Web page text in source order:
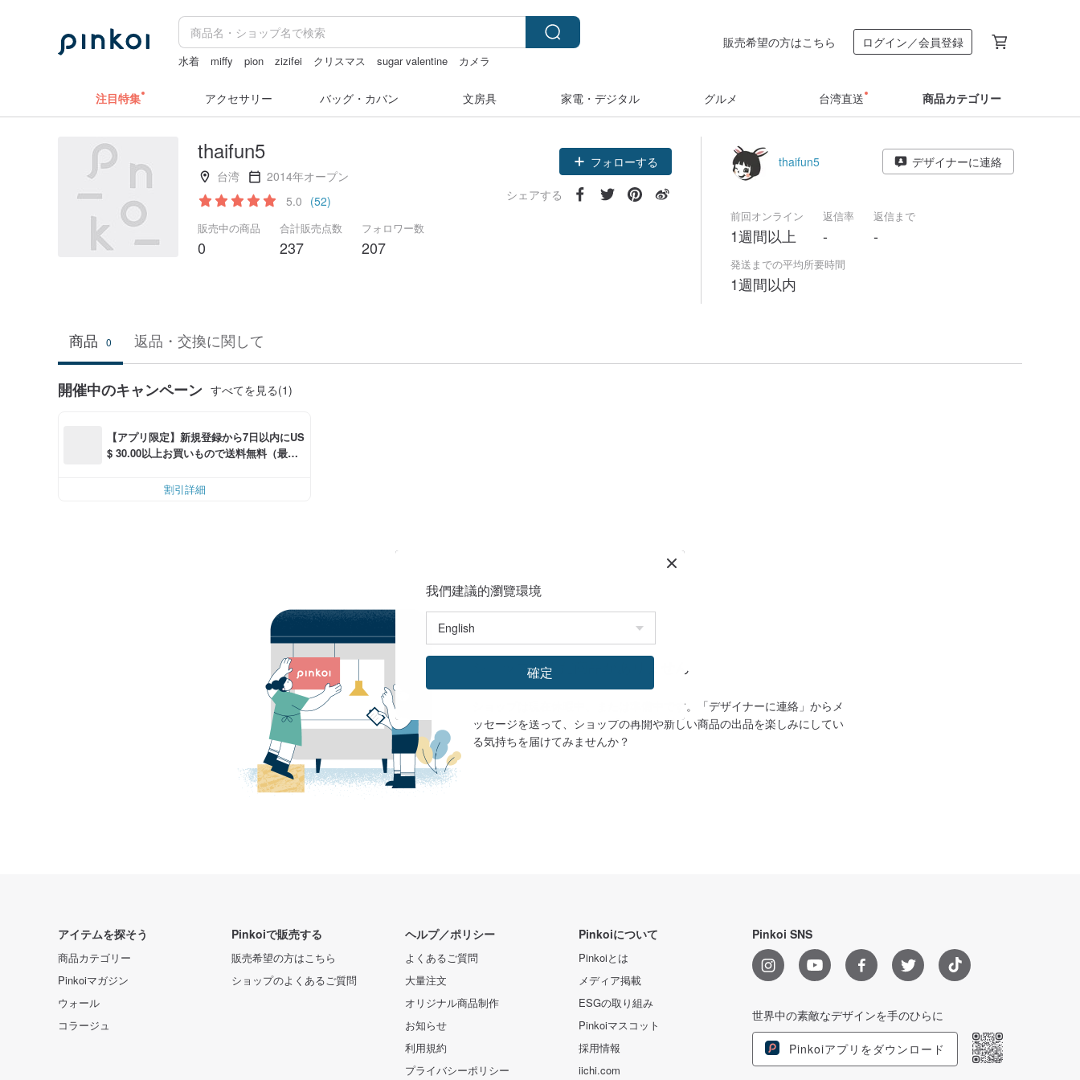
水着 miffy pion zizifei クリスマス sugar valentine
カメラ
販売希望の方はこちら ログイン／会員登録
注目特集 アクセサリー バッグ・カバン 文房具 家電・デジタル グルメ 台湾直送 商品カテゴリー
thaifun5
台湾
2014年オープン
5.0 (52)
販売中の商品
0
合計販売点数
237
フォロワー数
207
フォローする
シェアする
thaifun5 デザイナーに連絡
前回オンライン
1週間以上
返信率
-
返信まで
-
発送までの平均所要時間
1週間以内
商品 0 返品・交換に関して
開催中のキャンペーン すべてを見る(1)
【アプリ限定】新規登録から7日以内にUS
$ 30.00以上お買いもので送料無料（最大U
割引詳細
ショップにまだ商品がありません
ショップは現在休暇中、または準備中です。「デザイナーに連絡」からメ
ッセージを送って、ショップの再開や新しい商品の出品を楽しみにしてい
る気持ちを届けてみませんか？
アイテムを探そう
商品カテゴリー
Pinkoiマガジン
ウォール
コラージュ
Pinkoiで販売する
販売希望の方はこちら
ショップのよくあるご質問
ヘルプ／ポリシー
よくあるご質問
大量注文
オリジナル商品制作
お知らせ
利用規約
プライバシーポリシー
Pinkoiについて
Pinkoiとは
メディア掲載
ESGの取り組み
Pinkoiマスコット
採用情報
iichi.com
Pinkoi SNS
世界中の素敵なデザインを手のひらに
Pinkoiアプリをダウンロード
我們建議的瀏覽環境
確定